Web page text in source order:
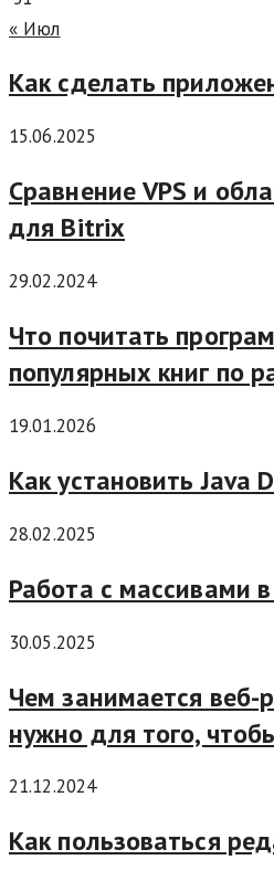
« Июл
Как сделать
15.06.2025
Сравнение VPS и
для Bitrix
29.02.2024
Что почитать
популярных книг по
19.01.2026
Как установить Java
28.02.2025
Работа с массивами
30.05.2025
Чем занимается веб-
нужно для того,
21.12.2024
Как пользоваться